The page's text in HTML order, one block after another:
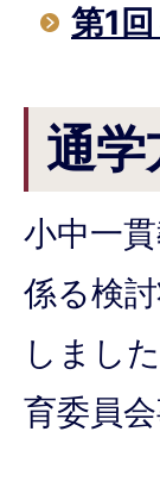
第1
通
小中一
係る検
しまし
育委員